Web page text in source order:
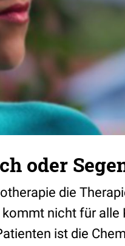
oder
die
nicht für alle
ist die